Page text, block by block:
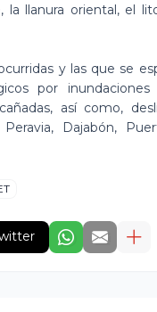
llanura oriental, el
y las que se
por
así como,
Dajabón,